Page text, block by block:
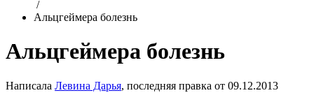
/
Альцгеймера болезнь
Альцгеймера болезнь
Написала Левина Дарья, последняя правка от 09.12.2013